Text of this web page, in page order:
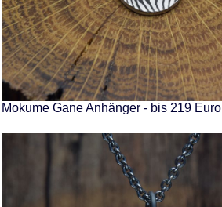
Mokume Gane Anhänger - bis 219 Euro